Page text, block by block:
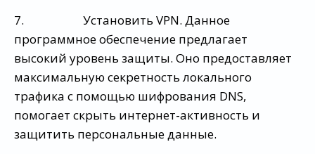
7. Установить VPN. Данное
программное обеспечение предлагает
высокий уровень защиты. Оно предоставляет
максимальную секретность локального
трафика с помощью шифрования DNS,
помогает скрыть интернет-активность и
защитить персональные данные.